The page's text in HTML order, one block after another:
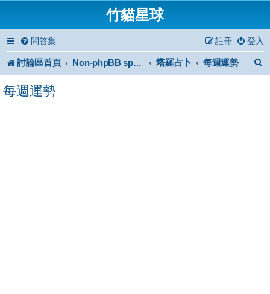
竹貓星球
問答集 登入
註冊
討論區首頁 Non-phpBB specific 塔羅占卜 每週運勢
每週運勢